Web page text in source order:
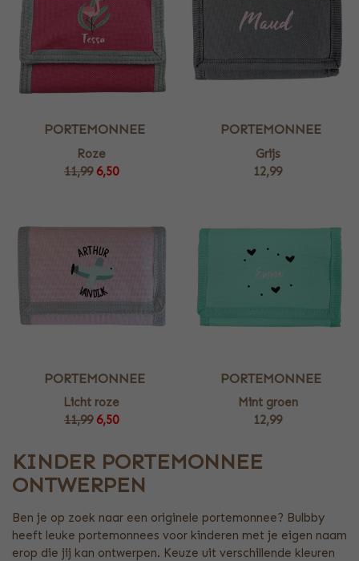
PORTEMONNEE
Roze
11,99 6,50
PORTEMONNEE
Grijs
12,99
PORTEMONNEE
Licht roze
11,99 6,50
PORTEMONNEE
Mint groen
12,99
KINDER PORTEMONNEE
ONTWERPEN
Ben je op zoek naar een originele portemonnee? Bulbby
heeft leuke portemonnees voor kinderen met je eigen naam
erop die jij kan ontwerpen. Keuze uit verschillende kleuren